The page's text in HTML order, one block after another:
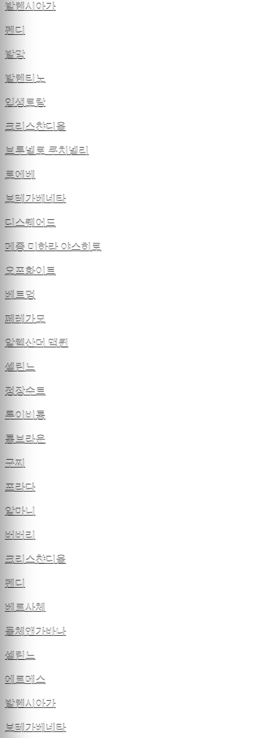
발렌시아가
펜디
발망
발렌티노
입생로랑
크리스챤디올
브루넬로 쿠치넬리
로에베
보테가베네타
디스퀘어드
메종 미하라 야스히로
오프화이트
베트멍
페레가모
알렉산더 맥퀸
셀린느
정장수트
루이비통
톰브라운
구찌
프라다
알마니
버버리
크리스챤디올
펜디
베르사체
돌체앤가바나
셀린느
에르메스
발렌시아가
보테가베네타